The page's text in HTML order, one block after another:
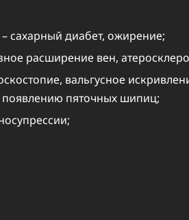
сахарный диабет, ожирение;
расширение вен,
вальгусное
пяточных шипиц;